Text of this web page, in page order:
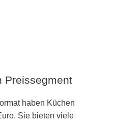
Preissegment
haben Küchen
Sie bieten viele